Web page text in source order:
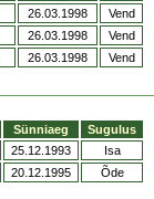
26.03.1998
Vend
26.03.1998
Vend
26.03.1998 Vend
Sünniaeg
Sugulus
25.12.1993
Isa
20.12.1995
Õde